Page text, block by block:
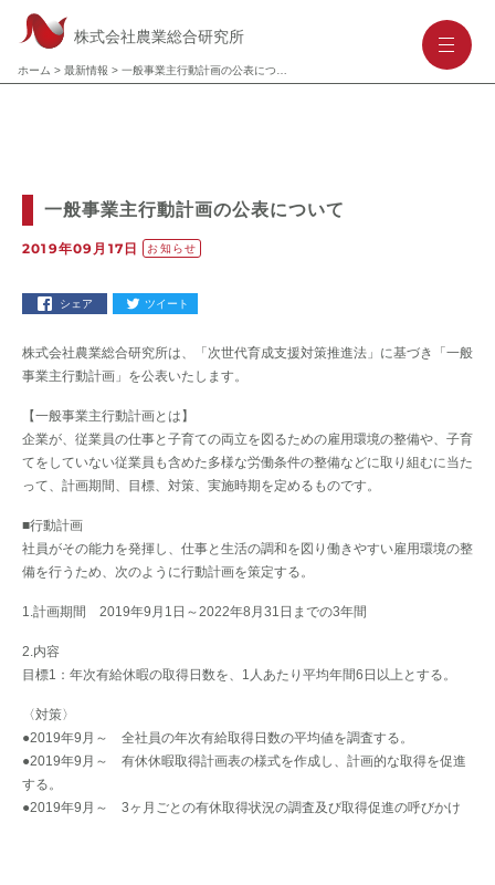
株式会社農業総合研究所
ホーム > 最新情報 >
--
一般事業主行動計画の公表について
2019年09月17日 お知らせ
シェア ツイート
株式会社農業総合研究所は、「次世代育成支援対策推進法」に基づき「一般
事業主行動計画」を公表いたします。
【一般事業主行動計画とは】
企業が、従業員の仕事と子育ての両立を図るための雇用環境の整備や、子育
てをしていない従業員も含めた多様な労働条件の整備などに取り組むに当た
って、計画期間、目標、対策、実施時期を定めるものです。
■行動計画
社員がその能力を発揮し、仕事と生活の調和を図り働きやすい雇用環境の整
備を行うため、次のように行動計画を策定する。
1.計画期間 2019年9月1日～2022年8月31日までの3年間
2.内容
目標1：年次有給休暇の取得日数を、1人あたり平均年間6日以上とする。
〈対策〉
●2019年9月～ 全社員の年次有給取得日数の平均値を調査する。
●2019年9月～ 有休休暇取得計画表の様式を作成し、計画的な取得を促進
する。
●2019年9月～ 3ヶ月ごとの有休取得状況の調査及び取得促進の呼びかけ